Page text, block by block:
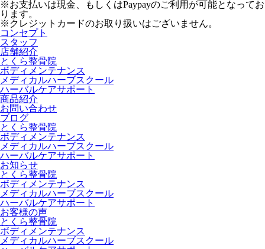
※お支払いは現金、もしくはPaypayのご利用が可能となってお
ります。
※クレジットカードのお取り扱いはございません。
コンセプト
スタッフ
店舗紹介
とくら整骨院
ボディメンテナンス
メディカルハーブスクール
ハーバルケアサポート
商品紹介
お問い合わせ
ブログ
とくら整骨院
ボディメンテナンス
メディカルハーブスクール
ハーバルケアサポート
お知らせ
とくら整骨院
ボディメンテナンス
メディカルハーブスクール
ハーバルケアサポート
お客様の声
とくら整骨院
ボディメンテナンス
メディカルハーブスクール